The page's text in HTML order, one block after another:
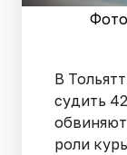
В
судить
роли